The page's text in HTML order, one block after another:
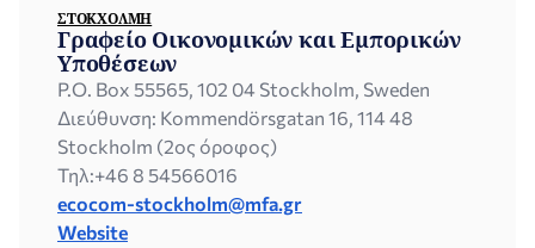
ΣΤΟΚΧΌΛΜΗ
Γραφείο Οικονομικών και Εμπορικών
Υποθέσεων
P.O. Box 55565, 102 04 Stockholm, Sweden
Διεύθυνση: Kommendörsgatan 16, 114 48
Stockholm (2ος όροφος)
Τηλ:+46 8 54566016
ecocom-stockholm@mfa.gr
Website